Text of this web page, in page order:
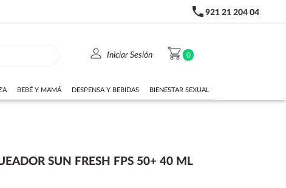
phone 921 21 204 04
person Iniciar Sesión shopping_cart 0
BEBÉ Y MAMÁ DESPENSA Y BEBIDAS BIENESTAR SEXUAL
SUN FRESH FPS 50+ 40 ML